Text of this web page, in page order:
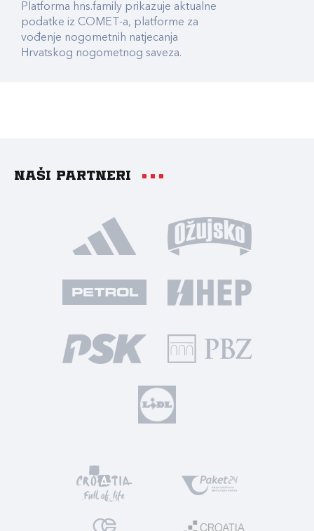
Platforma hns.family prikazuje aktualne
podatke iz COMET-a, platforme za
vođenje nogometnih natjecanja
Hrvatskog nogometnog saveza.
Naši partneri